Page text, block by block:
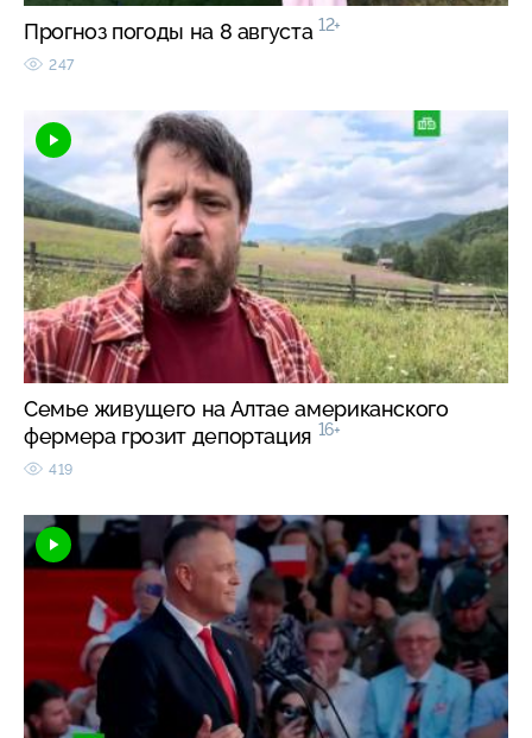
Прогноз погоды на 8 августа 12+
247
Семье живущего на Алтае американского
фермера грозит депортация 16+
419